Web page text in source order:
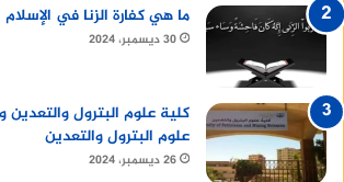
ما هي كفارة الزنا في الإسلام
30 ديسمبر، 2024
كلية علوم البترول
علوم البترول والتعدين
26 ديسمبر، 2024